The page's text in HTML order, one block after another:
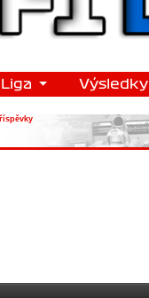
Liga Výsledky